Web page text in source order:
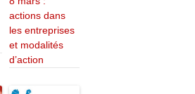
actions dans
les entreprises
et modalités
d’action